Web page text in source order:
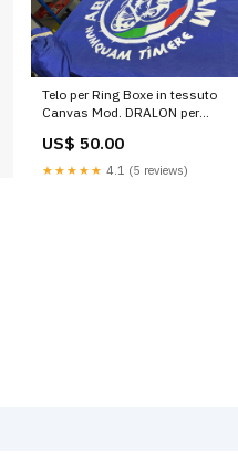
Telo per Ring Boxe in tessuto
Canvas Mod. DRALON per
mq Appendiabiti
US$ 50.00
★★★★★ 4.1 (5 reviews)